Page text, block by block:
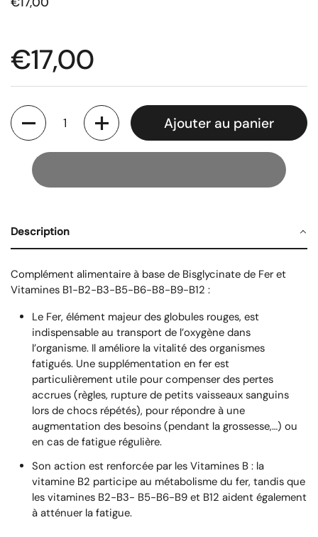
€17,00
Quantité
Ajouter au panier
Description
Complément alimentaire à base de Bisglycinate de Fer et
Vitamines B1-B2-B3-B5-B6-B8-B9-B12 :
Le Fer, élément majeur des globules rouges, est
indispensable au transport de l’oxygène dans
l’organisme. Il améliore la vitalité des organismes
fatigués. Une supplémentation en fer est
particulièrement utile pour compenser des pertes
accrues (règles, rupture de petits vaisseaux sanguins
lors de chocs répétés), pour répondre à une
augmentation des besoins (pendant la grossesse,…) ou
en cas de fatigue régulière.
Son action est renforcée par les Vitamines B : la
vitamine B2 participe au métabolisme du fer, tandis que
les vitamines B2-B3- B5-B6-B9 et B12 aident également
à atténuer la fatigue.